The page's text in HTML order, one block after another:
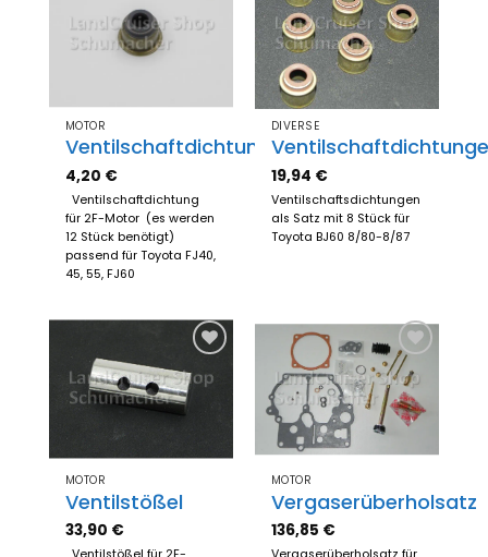
Zum
Merkzettel
hinzufügen
MOTOR
Ventilschaftdichtung
4,20 €
Ventilschaftdichtung
für 2F-Motor (es werden
12 Stück benötigt)
passend für Toyota FJ40,
45, 55, FJ60
Zum
Merkzettel
hinzufügen
DIVERSE
19,94 €
Ventilschaftsdichtungen
als Satz mit 8 Stück für
Toyota BJ60 8/80-8/87
Zum
Merkzettel
hinzufügen
MOTOR
Ventilstößel
33,90 €
Zum
Merkzettel
hinzufügen
MOTOR
Vergaserüberholsatz
136,85 €